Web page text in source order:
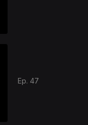
Ep. 47